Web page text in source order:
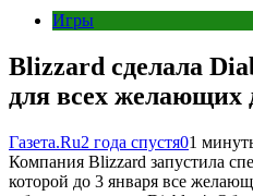
Игры
Blizzard сделала
для всех желающих
Газета.Ru2 года спустя01
Компания Blizzard запустила
которой до 3 января все